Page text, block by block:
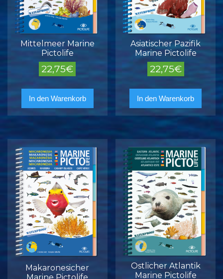
Mittelmeer Marine
Pictolife
22,75€
In den Warenkorb
Asiatischer Pazifik
Marine Pictolife
22,75€
In den Warenkorb
Makaronesicher
Marine Pictolife
Ostlicher Atlantik
Marine Pictolife